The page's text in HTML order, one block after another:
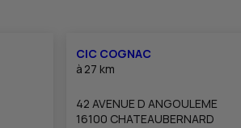
CIC COGNAC
à 27 km
42 AVENUE D ANGOULEME
16100 CHATEAUBERNARD